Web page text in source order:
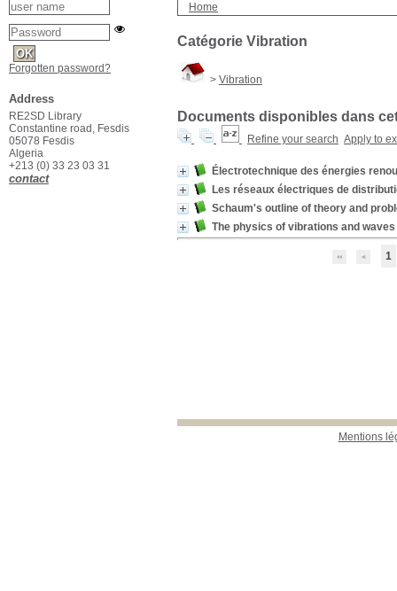
Home
Catégorie Vibration
> Vibration
Documents disponibles dans
Refine your search Apply to
Électrotechnique des énergies
Les réseaux électriques de
Schaum's outline of theory and
The physics of vibrations and waves
1
Mentions
Forgotten password?
Address
RE2SD Library
Constantine road, Fesdis
05078 Fesdis
Algeria
+213 (0) 33 23 03 31
contact